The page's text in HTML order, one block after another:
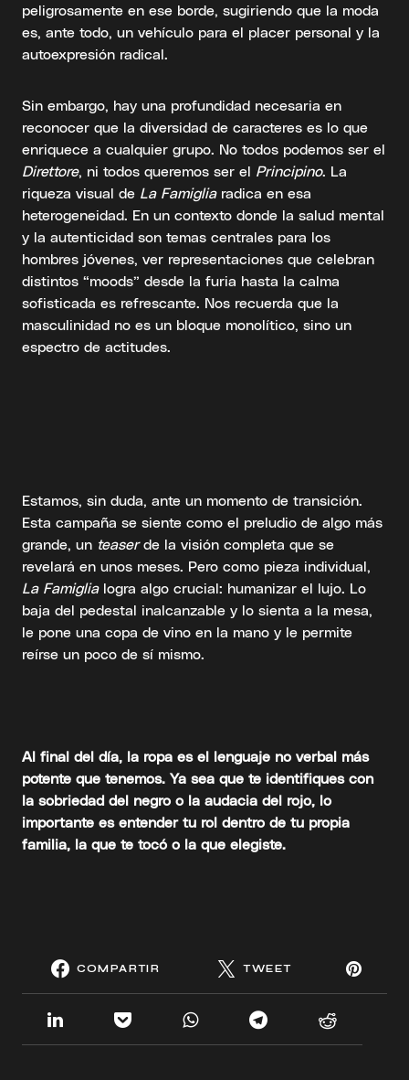
peligrosamente en ese borde, sugiriendo que la moda
es, ante todo, un vehículo para el placer personal y la
autoexpresión radical.
Sin embargo, hay una profundidad necesaria en
reconocer que la diversidad de caracteres es lo que
enriquece a cualquier grupo. No todos podemos ser el
Direttore, ni todos queremos ser el Principino. La
riqueza visual de La Famigliaradica en esa
heterogeneidad. En un contexto donde la salud mental
y la autenticidad son temas centrales para los
hombres jóvenes, ver representaciones que celebran
distintos “moods” desde la furia hasta la calma
sofisticada es refrescante. Nos recuerda que la
masculinidad no es un bloque monolítico, sino un
espectro de actitudes.
Estamos, sin duda, ante un momento de transición.
Esta campaña se siente como el preludio de algo más
grande, un teaserde la visión completa que se
revelará en unos meses. Pero como pieza individual,
La Famiglialogra algo crucial: humanizar el lujo. Lo
baja del pedestal inalcanzable y lo sienta a la mesa,
le pone una copa de vino en la mano y le permite
reírse un poco de sí mismo.
Al final del día, la ropa es el lenguaje no verbal más
potente que tenemos. Ya sea que te identifiques con
la sobriedad del negro o la audacia del rojo, lo
importante es entender tu rol dentro de tu propia
familia, la que te tocó o la que elegiste.
COMPARTIR TWEET